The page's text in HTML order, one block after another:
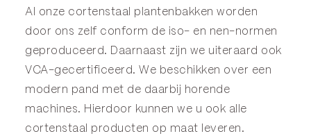
Al onze cortenstaal plantenbakken worden
door ons zelf conform de iso- en nen-normen
geproduceerd. Daarnaast zijn we uiteraard ook
VCA-gecertificeerd. We beschikken over een
modern pand met de daarbij horende
machines. Hierdoor kunnen we u ook alle
cortenstaal producten op maat leveren.